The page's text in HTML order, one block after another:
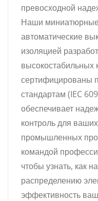
превосходной
Наши
автоматические
изоляцией
высокостабильных
сертифицированы
стандартам (IEC
обеспечивает
контроль для
промышленных
командой
чтобы узнать, как
распределению
эффективность